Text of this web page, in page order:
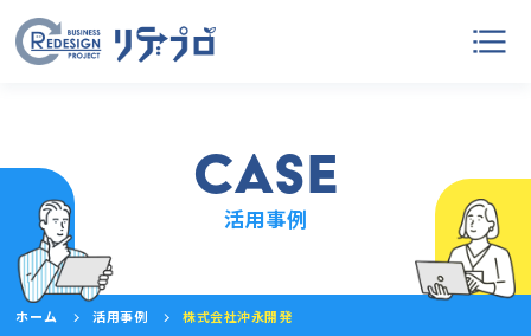
CASE
活用事例
ホーム 活用事例 株式会社沖永開発